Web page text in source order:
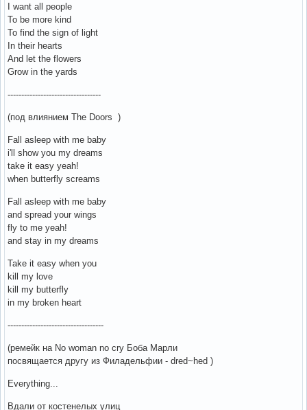
I want all people
To be more kind
To find the sign of light
In their hearts
And let the flowers
Grow in the yards
----------------------------------
(под влиянием The Doors )
Fall asleep with me baby
i'll show you my dreams
take it easy yeah!
when butterfly screams
Fall asleep with me baby
and spread your wings
fly to me yeah!
and stay in my dreams
Take it easy when you
kill my love
kill my butterfly
in my broken heart
-----------------------------------
(ремейк на No woman no cry Боба Марли
посвящается другу из Филадельфии - dred~hed )
Everything...
Вдали от костенелых улиц